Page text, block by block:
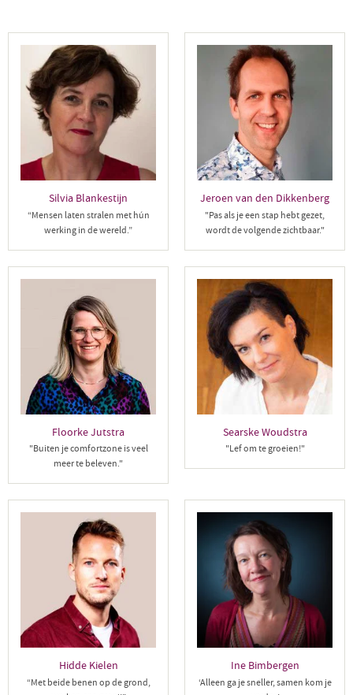
Silvia Blankestijn
“Mensen laten stralen met hún
werking in de wereld.”
Jeroen van den Dikkenberg
"Pas als je een stap hebt gezet,
wordt de volgende zichtbaar."
Floorke Jutstra
"Buiten je comfortzone is veel
meer te beleven."
Searske Woudstra
"Lef om te groeien!"
Hidde Kielen
“Met beide benen op de grond,
Ine Bimbergen
‘Alleen ga je sneller, samen kom je